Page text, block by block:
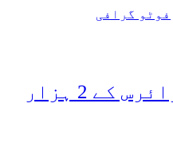
فوٹو گرافی
ترکی میں کورونا وائرس کے 2 ہزار